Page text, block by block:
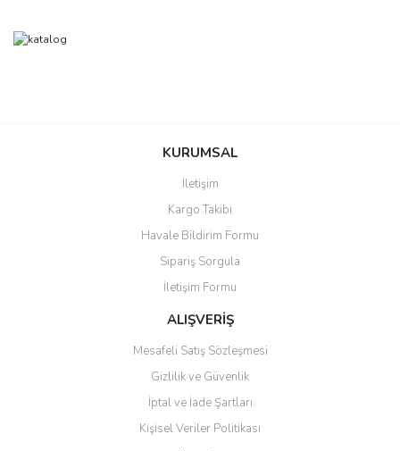
Bu ürüne ilk yorumu siz yapın!
Ürün hakkında henüz soru sorulmamış.
Ürün resmi kalitesiz, bozuk veya görüntülenemiyor.
Ürün açıklamasında eksik bilgiler bulunuyor.
Ürün bilgilerinde hatalar bulunuyor.
Ürün fiyatı diğer sitelerden daha pahalı.
Bu ürüne benzer farklı alternatifler olmalı.
Gönder
KURUMSAL
İletişim
Kargo Takibi
Havale Bildirim Formu
Sipariş Sorgula
İletişim Formu
ALIŞVERİŞ
Mesafeli Satış Sözleşmesi
Gizlilik ve Güvenlik
İptal ve İade Şartları
Kişisel Veriler Politikası